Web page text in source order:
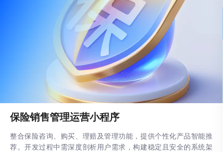
保险销售管理运营小程序
整合保险咨询、购买、理赔及管理功能，提供个性化产品智能推
荐。开发过程中需深度剖析用户需求，构建稳定且安全的系统架